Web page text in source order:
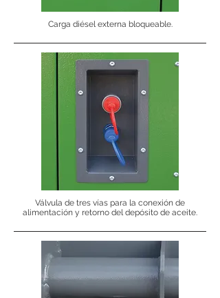
Carga diésel externa bloqueable.
Válvula de tres vías para la conexión de
alimentación y retorno del depósito de aceite.